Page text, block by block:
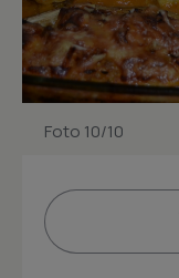
Foto 10/10